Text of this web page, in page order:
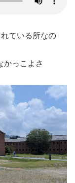
ている所なの
かっこよさ